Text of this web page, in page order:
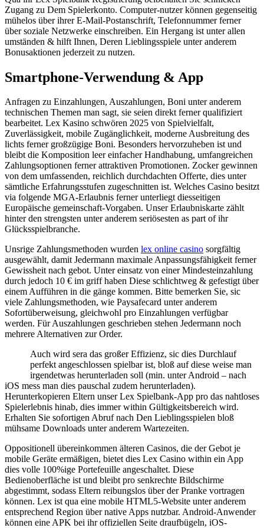
Zugang zu Dem Spielerkonto. Computer-nutzer können gegenseitig
mühelos über ihrer E-Mail-Postanschrift, Telefonnummer ferner
über soziale Netzwerke einschreiben. Ein Hergang ist unter allen
umständen & hilft Ihnen, Deren Lieblingsspiele unter anderem
Bonusaktionen jederzeit zu nutzen.
Smartphone-Verwendung & App
Anfragen zu Einzahlungen, Auszahlungen, Boni unter anderem
technischen Themen man sagt, sie seien direkt ferner qualifiziert
bearbeitet. Lex Kasino schwören 2025 von Spielvielfalt,
Zuverlässigkeit, mobile Zugänglichkeit, moderne Ausbreitung des
lichts ferner großzügige Boni. Besonders hervorzuheben ist und
bleibt die Komposition leer einfacher Handhabung, umfangreichen
Zahlungsoptionen ferner attraktiven Promotionen. Zocker gewinnen
von dem umfassenden, reichlich durchdachten Offerte, dies unter
sämtliche Erfahrungsstufen zugeschnitten ist. Welches Casino besitzt
via folgende MGA-Erlaubnis ferner unterliegt diesseitigen
Europäische gemeinschaft-Vorgaben. Unser Erlaubniskarte zählt
hinter den strengsten unter anderem seriösesten as part of ihr
Glücksspielbranche.
Unsrige Zahlungsmethoden wurden lex online casino sorgfältig
ausgewählt, damit Jedermann maximale Anpassungsfähigkeit ferner
Gewissheit nach gebot. Unter einsatz von einer Mindesteinzahlung
durch jedoch 10 € im griff haben Diese schlichtweg & gefestigt über
einem Aufführen in die gänge kommen. Bitte bemerken Sie, sic
viele Zahlungsmethoden, wie Paysafecard unter anderem
Sofortüberweisung, gleichwohl pro Einzahlungen verfügbar
werden. Für Auszahlungen geschrieben stehen Jedermann noch
mehrere Alternativen zur Order.
Auch wird sera das großer Effizienz, sic dies Durchlauf
perfekt angeschlossen spielbar ist, bloß auf diese weise man
irgendetwas herunterladen soll (min. unter Android – nach
iOS mess man dies pauschal zudem herunterladen).
Herunterkopieren Eltern unser Lex Spielbank-App pro das nahtloses
Spielerlebnis hinab, dies immer within Gültigkeitsbereich wird.
Erhalten Sie sofortigen Abruf nach Den Lieblingsspielen bloß
mühsame Downloads unter anderem Wartezeiten.
Oppositionell übereinkommen älteren Casinos, die der Gebot je
mobile Geräte ermäßigen, bietet dies Lex Casino within ein App
dies volle 100%ige Portefeuille angeschaltet. Diese
Bedienoberfläche ist und bleibt pro senkrechte Bildschirme
abgestimmt, sodass Eltern reibungslos über der Pranke vortragen
können. Lex ist qua eine mobile HTML5-Website unter anderem
entsprechend Region über native Apps nutzbar. Android-Anwender
können eine APK bei ihr offiziellen Seite draufbügeln, iOS-